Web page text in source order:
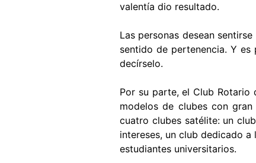
valentía dio resultado.
Las personas desean
sentido de pertenencia. Y
decírselo.
Por su parte, el Club Rotario
modelos de clubes con
cuatro clubes satélite: un
intereses, un club dedicado
estudiantes universitarios.